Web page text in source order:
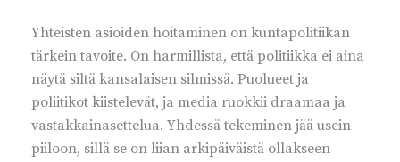
Yhteisten asioiden hoitaminen on kuntapolitiikan
tärkein tavoite. On harmillista, että politiikka ei aina
näytä siltä kansalaisen silmissä. Puolueet ja
poliitikot kiistelevät, ja media ruokkii draamaa ja
vastakkainasettelua. Yhdessä tekeminen jää usein
piiloon, sillä se on liian arkipäiväistä ollakseen